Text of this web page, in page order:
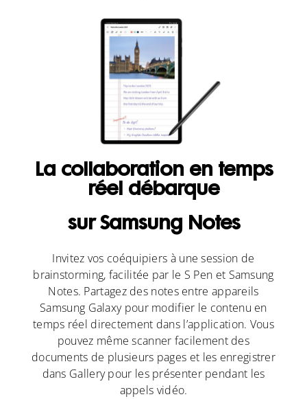
La collaboration en temps
réel débarque
sur Samsung Notes
Invitez vos coéquipiers à une session de
brainstorming, facilitée par le S Pen et Samsung
Notes. Partagez des notes entre appareils
Samsung Galaxy pour modifier le contenu en
temps réel directement dans l’application. Vous
pouvez même scanner facilement des
documents de plusieurs pages et les enregistrer
dans Gallery pour les présenter pendant les
appels vidéo.